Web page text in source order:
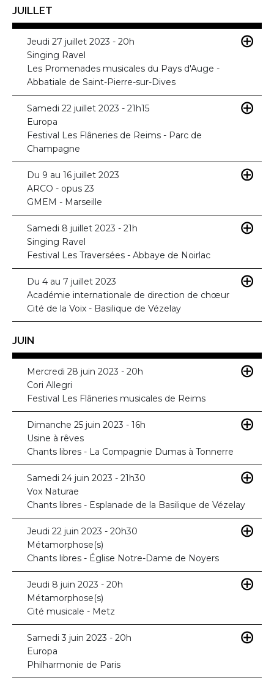
JUILLET
Jeudi 27 juillet 2023 - 20h
Singing Ravel
Les Promenades musicales du Pays d'Auge -
Abbatiale de Saint-Pierre-sur-Dives
Samedi 22 juillet 2023 - 21h15
Europa
Festival Les Flâneries de Reims - Parc de
Champagne
Du 9 au 16 juillet 2023
ARCO - opus 23
GMEM - Marseille
Samedi 8 juillet 2023 - 21h
Singing Ravel
Festival Les Traversées - Abbaye de Noirlac
Du 4 au 7 juillet 2023
Académie internationale de direction de chœur
Cité de la Voix - Basilique de Vézelay
JUIN
Mercredi 28 juin 2023 - 20h
Cori Allegri
Festival Les Flâneries musicales de Reims
Dimanche 25 juin 2023 - 16h
Usine à rêves
Chants libres - La Compagnie Dumas à Tonnerre
Samedi 24 juin 2023 - 21h30
Vox Naturae
Chants libres - Esplanade de la Basilique de Vézelay
Jeudi 22 juin 2023 - 20h30
Métamorphose(s)
Chants libres - Église Notre-Dame de Noyers
Jeudi 8 juin 2023 - 20h
Métamorphose(s)
Cité musicale - Metz
Samedi 3 juin 2023 - 20h
Europa
Philharmonie de Paris